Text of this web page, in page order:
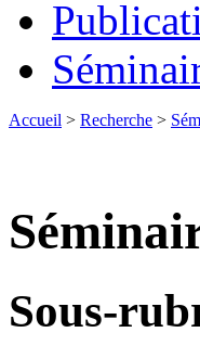
Accueil > Recherche >
Sous-